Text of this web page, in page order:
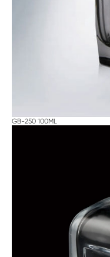
GB-250 100ML